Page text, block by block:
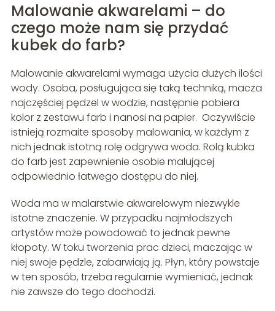
Malowanie akwarelami – do
czego może nam się przydać
kubek do farb?
Malowanie akwarelami wymaga użycia dużych ilości
wody. Osoba, posługująca się taką techniką, macza
najczęściej pędzel w wodzie, następnie pobiera
kolor z zestawu farb i nanosi na papier. Oczywiście
istnieją rozmaite sposoby malowania, w każdym z
nich jednak istotną rolę odgrywa woda. Rolą kubka
do farb jest zapewnienie osobie malującej
odpowiednio łatwego dostępu do niej.
Woda ma w malarstwie akwarelowym niezwykle
istotne znaczenie. W przypadku najmłodszych
artystów może powodować to jednak pewne
kłopoty. W toku tworzenia prac dzieci, maczając w
niej swoje pędzle, zabarwiają ją. Płyn, który powstaje
w ten sposób, trzeba regularnie wymieniać, jednak
nie zawsze do tego dochodzi.